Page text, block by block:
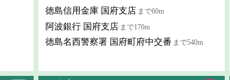
徳島信用金庫 国府支店 まで60m
阿波銀行 国府支店 まで170m
徳島名西警察署 国府町府中交番 まで540m